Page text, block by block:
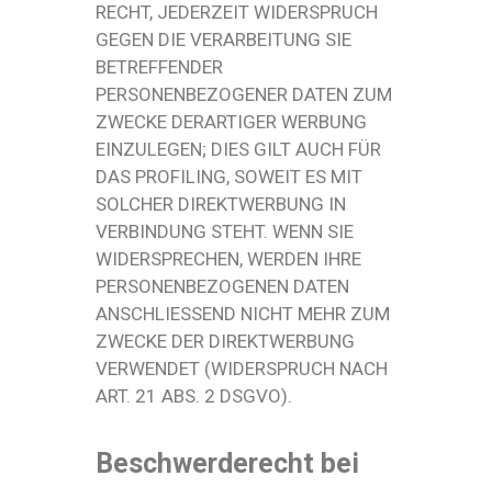
RECHT, JEDERZEIT WIDERSPRUCH
GEGEN DIE VERARBEITUNG SIE
BETREFFENDER
PERSONENBEZOGENER DATEN ZUM
ZWECKE DERARTIGER WERBUNG
EINZULEGEN; DIES GILT AUCH FÜR
DAS PROFILING, SOWEIT ES MIT
SOLCHER DIREKTWERBUNG IN
VERBINDUNG STEHT. WENN SIE
WIDERSPRECHEN, WERDEN IHRE
PERSONENBEZOGENEN DATEN
ANSCHLIESSEND NICHT MEHR ZUM
ZWECKE DER DIREKTWERBUNG
VERWENDET (WIDERSPRUCH NACH
ART. 21 ABS. 2 DSGVO).
Beschwerde­recht bei